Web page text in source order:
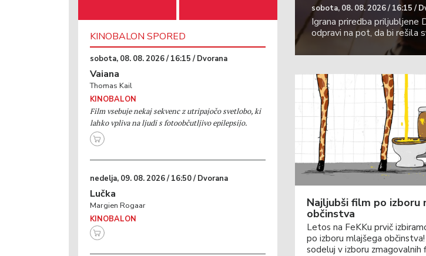
KINOBALON SPORED
sobota, 08. 08. 2026 / 16:15 / Dvorana
Vaiana
Thomas Kail
KINOBALON
Film vsebuje nekaj sekvenc z utripajočo svetlobo, ki
lahko vpliva na ljudi s fotoobčutljivo epilepsijo.
nedelja, 09. 08. 2026 / 16:50 / Dvorana
Lučka
Margien Rogaar
KINOBALON
sobota, 08. 08. 2026 / 16:15 /
Igrana priredba priljubljene
odpravi na pot, da bi rešila
Najljubši film po izboru
občinstva
Letos na FeKKu prvič
po izboru mlajšega
sodeluj v izboru zmagovalnih